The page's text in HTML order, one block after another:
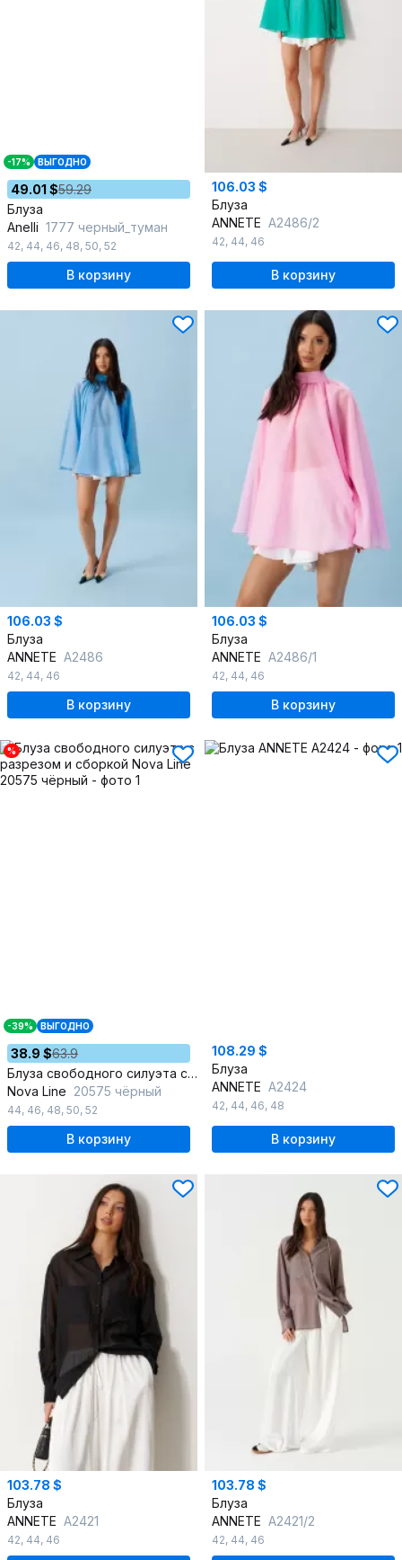
-17% ВЫГОДНО
49.01 $59.29
Блуза
Anelli 1777 черный_туман
42, 44, 46, 48, 50, 52
В корзину
106.03 $
Блуза
ANNETE A2486/2
42, 44, 46
В корзину
106.03 $
Блуза
ANNETE A2486
42, 44, 46
В корзину
106.03 $
Блуза
ANNETE A2486/1
42, 44, 46
В корзину
%
-39% ВЫГОДНО
38.9 $63.9
Блуза свободного силуэта с разрезом и сборкой
Nova Line 20575 чёрный
44, 46, 48, 50, 52
В корзину
108.29 $
Блуза
ANNETE A2424
42, 44, 46, 48
В корзину
103.78 $
Блуза
ANNETE A2421
42, 44, 46
103.78 $
Блуза
ANNETE A2421/2
42, 44, 46